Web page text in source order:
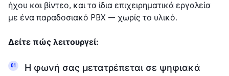
ήχου και βίντεο, και τα ίδια επιχειρηματικά εργαλεία
με ένα παραδοσιακό PBX — χωρίς το υλικό.
Δείτε πώς λειτουργεί:
01
Η φωνή σας μετατρέπεται σε ψηφιακά